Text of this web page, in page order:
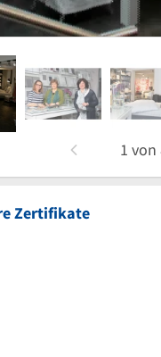
1 von
Zertifikate